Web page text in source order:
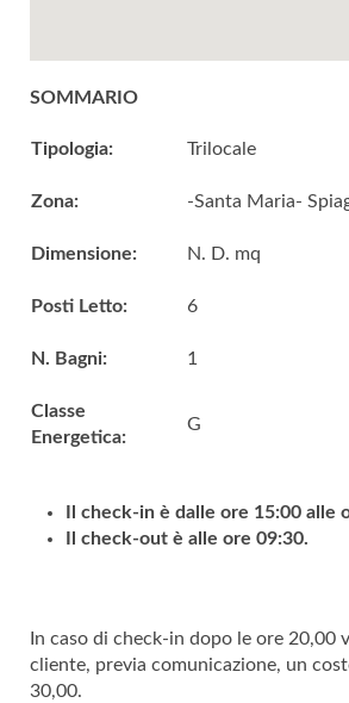
SOMMARIO
Tipologia: Trilocale
Zona: -Santa Maria-
Dimensione: N. D. mq
Posti Letto: 6
N. Bagni: 1
Classe
Energetica:
G
Il check-in è dalle ore 15:00 alle
Il check-out è alle ore 09:30.
In caso di check-in dopo le ore 20,00
cliente, previa comunicazione, un
30,00.